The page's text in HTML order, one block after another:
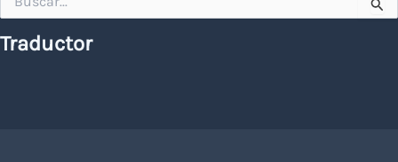
por:
Traductor